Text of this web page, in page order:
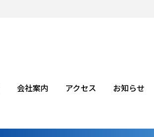
会社案内 アクセス お知らせ